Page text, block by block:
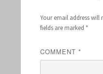
Your email address will
fields are marked *
COMMENT *